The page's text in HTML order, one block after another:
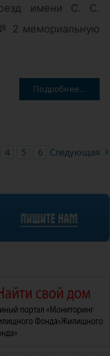
имени С. С.
2 мемориальную
Подробнее…
4 5 6 Следующая